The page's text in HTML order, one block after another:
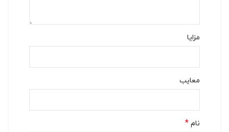
مزایا
معایب
نام *